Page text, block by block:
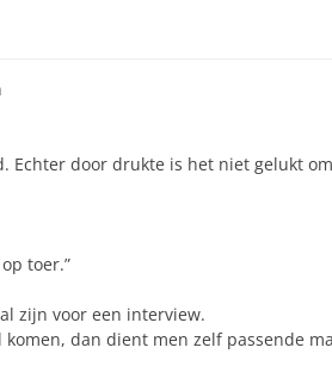
Echter door drukte is het niet gelukt
toer.”
zijn voor een interview.
dan dient men zelf passende